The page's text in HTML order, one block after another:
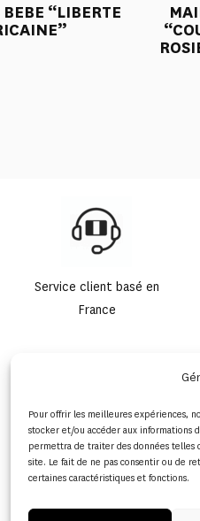
Pour offrir les meilleures expériences,
stocker et/ou accéder aux informations
permettra de traiter des données telles
site. Le fait de ne pas consentir ou de
certaines caractéristiques et fonctions.
“LIBERTE
Service client basé en
France